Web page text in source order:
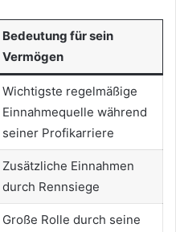
Bedeutung für sein
Vermögen
Wichtigste regelmäßige
Einnahmequelle während
seiner Profikarriere
Zusätzliche Einnahmen
durch Rennsiege
Große Rolle durch seine